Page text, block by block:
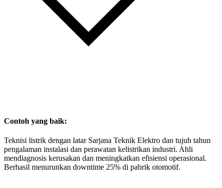
Contoh yang baik:
Teknisi listrik dengan latar Sarjana Teknik Elektro dan tujuh tahun
pengalaman instalasi dan perawatan kelistrikan industri. Ahli
mendiagnosis kerusakan dan meningkatkan efisiensi operasional.
Berhasil menurunkan downtime 25% di pabrik otomotif.